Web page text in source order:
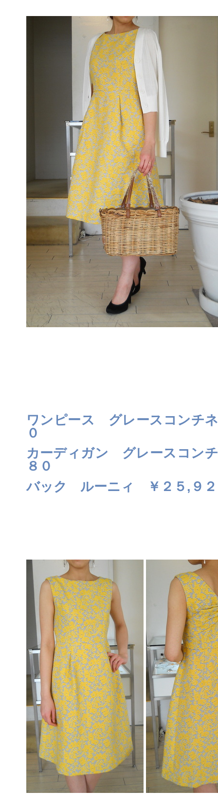
ワンピース グレースコンチ
０
カーディガン グレースコン
８０
バック ルーニィ ￥２５,９